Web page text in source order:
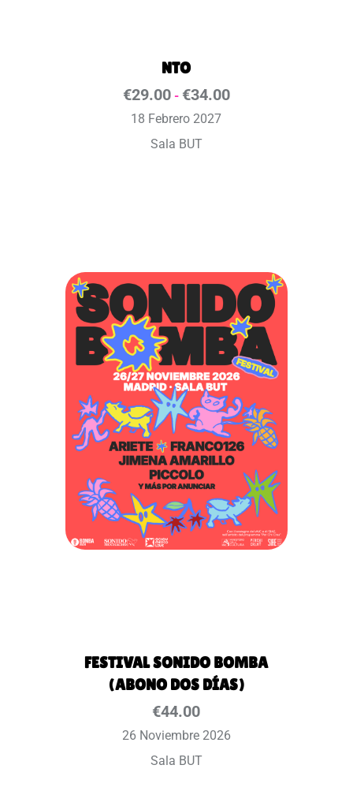
NTO
€29.00 - €34.00
18 Febrero 2027
Sala BUT
FESTIVAL SONIDO BOMBA
(ABONO DOS DÍAS)
€44.00
26 Noviembre 2026
Sala BUT